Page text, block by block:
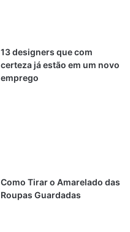
13 designers que com
certeza já estão em um novo
emprego
Como Tirar o Amarelado das
Roupas Guardadas